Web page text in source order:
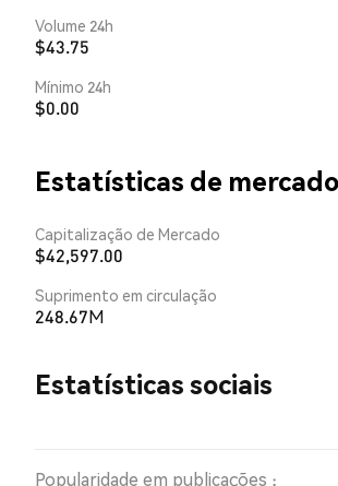
Volume 24h
$43.75
Mínimo 24h
$0.00
Estatísticas de
Capitalização de Mercado
$42,597.00
Suprimento em circulação
248.67M
Estatísticas sociais
Popularidade em publicações :